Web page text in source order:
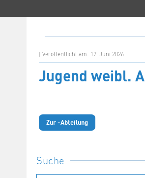
| Veröffentlicht am: 17. Juni 2026
Jugend weibl. A
Zur -Abteilung
Suche